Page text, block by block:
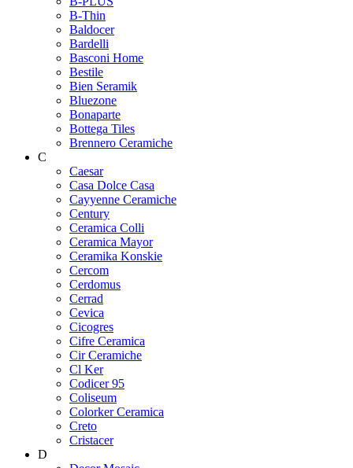
B-Thin
Baldocer
Bardelli
Basconi Home
Bestile
Bien Seramik
Bluezone
Bonaparte
Bottega Tiles
Brennero Ceramiche
C
Caesar
Casa Dolce Casa
Cayyenne Ceramiche
Century
Ceramica Colli
Ceramica Mayor
Ceramika Konskie
Cercom
Cerdomus
Cerrad
Cevica
Cicogres
Cifre Ceramica
Cir Ceramiche
Cl Ker
Codicer 95
Coliseum
Colorker Ceramica
Creto
Cristacer
D